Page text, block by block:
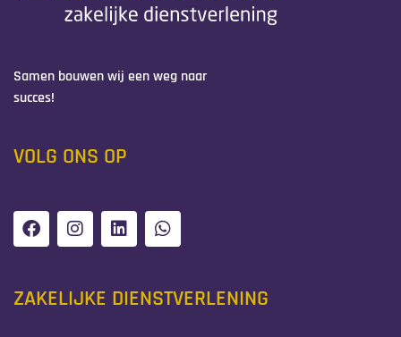
Samen bouwen wij een weg naar
succes!
VOLG ONS OP
ZAKELIJKE DIENSTVERLENING